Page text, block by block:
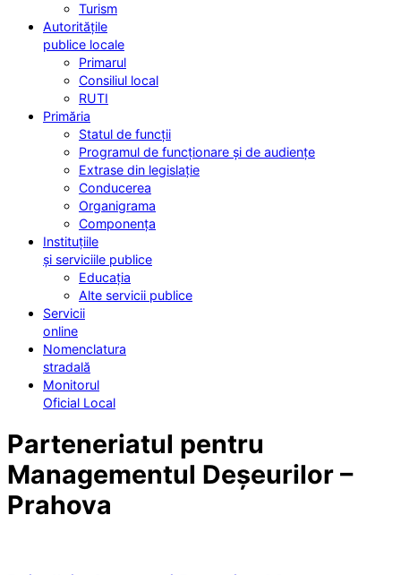
Turism
Autoritățile
publice locale
Primarul
Consiliul local
RUTI
Primăria
Statul de funcții
Programul de funcționare și de audiențe
Extrase din legislație
Conducerea
Organigrama
Componența
Instituțiile
și serviciile publice
Educația
Alte servicii publice
Servicii
online
Nomenclatura
stradală
Monitorul
Oficial Local
Parteneriatul pentru
Managementul Deșeurilor –
Prahova